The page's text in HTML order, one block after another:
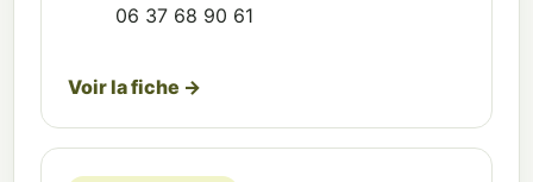
06 37 68 90 61
Voir la fiche →